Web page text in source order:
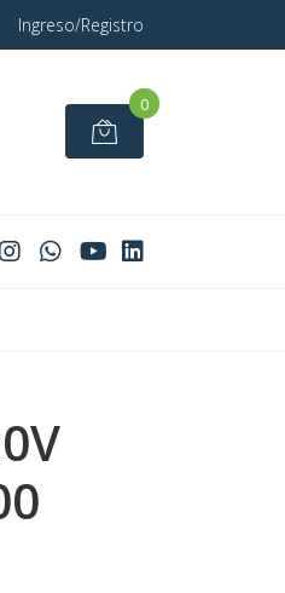
Ingreso/Registro
0